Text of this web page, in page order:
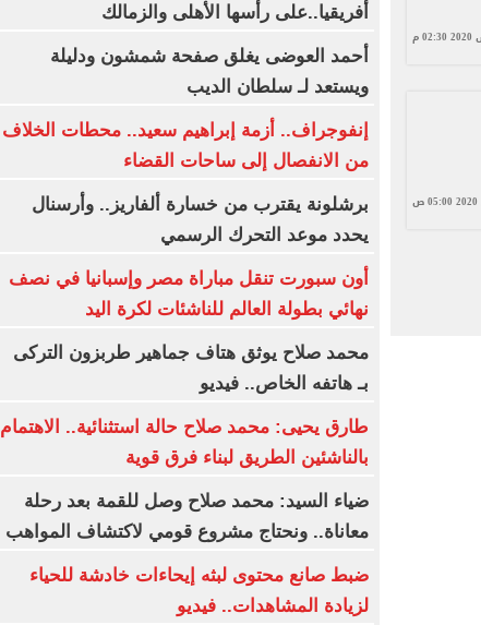
أفريقيا..على رأسها الأهلى والزمالك
أحمد العوضى يغلق صفحة شمشون ودليلة
ويستعد لـ سلطان الديب
إنفوجراف.. أزمة إبراهيم سعيد.. محطات الخلاف
من الانفصال إلى ساحات القضاء
برشلونة يقترب من خسارة ألفاريز.. وأرسنال
يحدد موعد التحرك الرسمي
أون سبورت تنقل مباراة مصر وإسبانيا في نصف
نهائي بطولة العالم للناشئات لكرة اليد
محمد صلاح يوثق هتاف جماهير طربزون التركى
بـ هاتفه الخاص.. فيديو
طارق يحيى: محمد صلاح حالة استثنائية.. الاهتمام
بالناشئين الطريق لبناء فرق قوية
ضياء السيد: محمد صلاح وصل للقمة بعد رحلة
معاناة.. ونحتاج مشروع قومي لاكتشاف المواهب
ضبط صانع محتوى لبثه إيحاءات خادشة للحياء
لزيادة المشاهدات.. فيديو